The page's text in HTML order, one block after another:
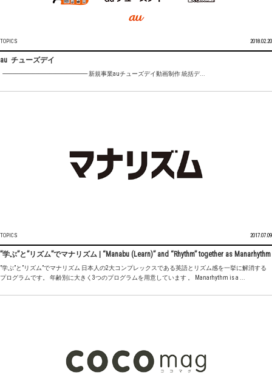
TOPICS 2018.02.20
au チューズデイ
---------------------------------------------------------------------- 新規事業auチューズデイ動画制作 統括デ...
TOPICS 2017.07.09
”学ぶ”と”リズム”でマナリズム | “Manabu (Learn)” and “Rhythm” together as Manarhythm
”学ぶ”と”リズム”でマナリズム 日本人の2大コンプレックスである英語とリズム感を一挙に解消する
プログラムです。 年齢別に大きく3つのプログラムを用意しています 。 Manarhythm is a ...